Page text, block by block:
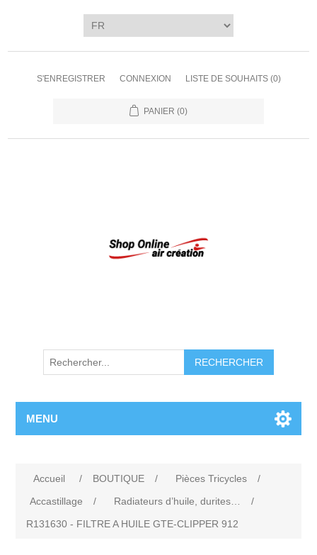
S'ENREGISTRER CONNEXION LISTE DE SOUHAITS (0)
PANIER (0)
RECHERCHER
MENU
Accueil / BOUTIQUE / Pièces Tricycles
/
Accastillage
/ Radiateurs d’huile, durites…
/
R131630 - FILTRE A HUILE GTE-CLIPPER 912